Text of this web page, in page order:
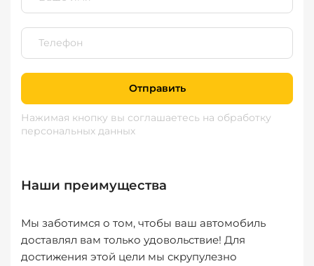
Отправить
Нажимая кнопку вы соглашаетесь на обработку
персональных данных
Наши преимущества
Мы заботимся о том, чтобы ваш автомобиль
доставлял вам только удовольствие! Для
достижения этой цели мы скрупулезно